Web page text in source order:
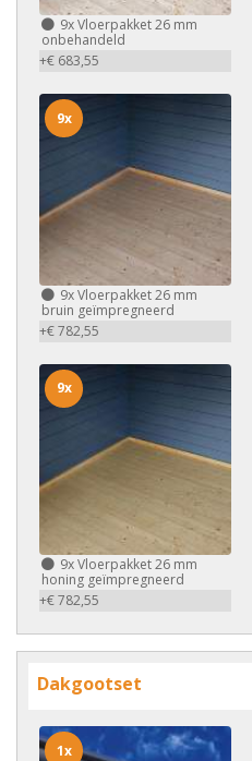
9xVloerpakket 26 mm
onbehandeld
+€ 683,55
9xVloerpakket 26 mm
bruin geïmpregneerd
+€ 782,55
9x
9xVloerpakket 26 mm
honing geïmpregneerd
+€ 782,55
9x
Dakgootset
1x